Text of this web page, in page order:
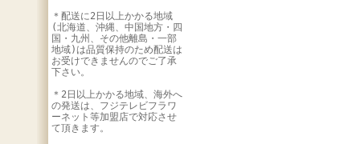
＊配送に2日以上かかる地域
(北海道、沖縄、中国地方・四
国・九州、その他離島・一部
地域)は品質保持のため配送は
お受けできませんのでご了承
下さい。
＊2日以上かかる地域、海外へ
の発送は、フジテレビフラワ
ーネット等加盟店で対応させ
て頂きます。